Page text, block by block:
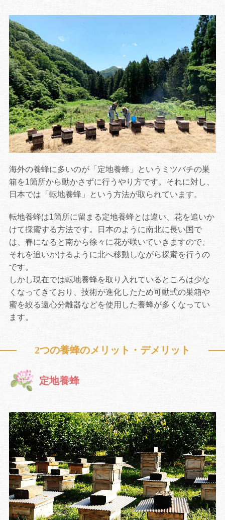
海外の養蜂に多いのが「定地養蜂」というミツバチの巣
箱を1箇所から動かさずに行うやり方です。それに対し、
日本では「転地養蜂」という方法が取られています。
転地養蜂は1箇所に留まる定地養蜂とは違い、花を追いか
けて採蜜する方法です。日本のように南北に長い国で
は、春になると南から徐々に花が咲いていきますので、
それを追いかけるように北へ移動しながら採蜜を行うの
です。
しかし現在では転地養蜂を取り入れているところは少な
くなってきており、技術が進化したため可動式の巣箱や
蜜を絞る遠心分離器などを使用した養蜂が多くなってい
ます。
2つの養蜂のメリット・デメリット
定地養蜂